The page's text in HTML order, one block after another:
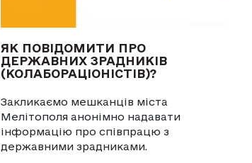
ЯК ПОВІДОМИТИ ПРО
ДЕРЖАВНИХ ЗРАДНИКІВ
(КОЛАБОРАЦІОНІСТІВ)?
Закликаємо мешканців міста
Мелітополя анонімно надавати
інформацію про співпрацю з
державними зрадниками.